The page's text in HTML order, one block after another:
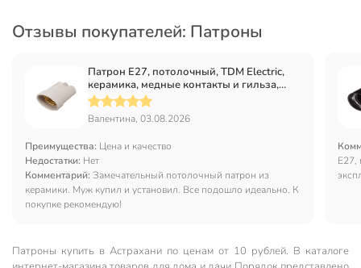
Отзывы покупателей: Патроны
Патрон E27, потолочный, TDM Electric,
керамика, медные контакты и гильза,
SQ0319-0002
Валентина, 03.08.2026
Преимущества: Цена и качество
Недостатки: Нет
Комментарий: Замечательный потолочный патрон из
керамики. Муж купил и установил. Все подошло идеально. К
покупке рекомендую!
Е27,
Патроны купить в Астрахани по ценам от 10 рублей. В каталоге